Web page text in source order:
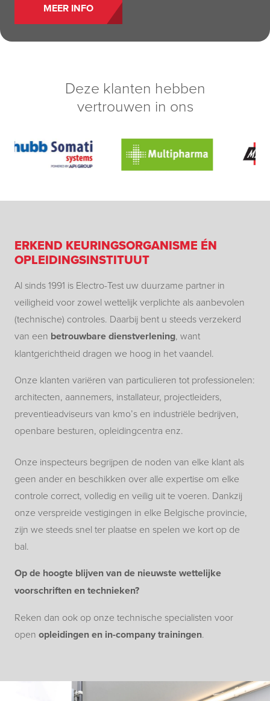
MEER INFO
Deze klanten hebben
vertrouwen in ons
ERKEND KEURINGSORGANISME ÉN
OPLEIDINGSINSTITUUT
Al sinds 1991 is Electro-Test uw duurzame partner in
veiligheid voor zowel wettelijk verplichte als aanbevolen
(technische) controles. Daarbij bent u steeds verzekerd
van een betrouwbare dienstverlening, want
klantgerichtheid dragen we hoog in het vaandel.
Onze klanten variëren van particulieren tot professionelen:
architecten, aannemers, installateur, projectleiders,
preventieadviseurs van kmo’s en industriële bedrijven,
openbare besturen, opleidingcentra enz.
Onze inspecteurs begrijpen de noden van elke klant als
geen ander en beschikken over alle expertise om elke
controle correct, volledig en veilig uit te voeren. Dankzij
onze verspreide vestigingen in elke Belgische provincie,
zijn we steeds snel ter plaatse en spelen we kort op de
bal.
Op de hoogte blijven van de nieuwste wettelijke
voorschriften en technieken?
Reken dan ook op onze technische specialisten voor
open opleidingen en in-company trainingen.